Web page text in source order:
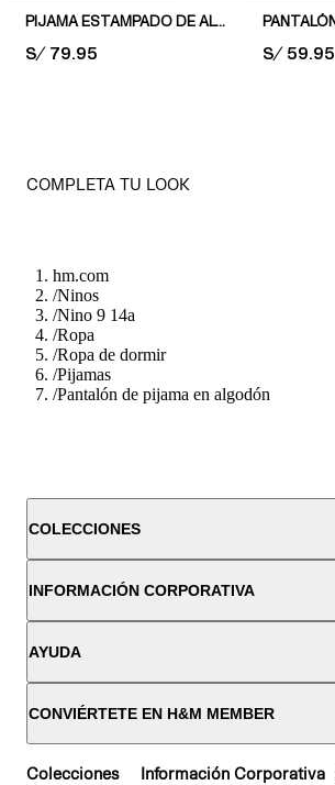
PIJAMA ESTAMPADO DE ALGODÓN
PRICE:
S/ 79.95 PRICE:
S/ 59.95
COMPLETA TU LOOK
hm.com
/Ninos
/Nino 9 14a
/Ropa
/Ropa de dormir
/Pijamas
/Pantalón de pijama en algodón
COLECCIONES
INFORMACIÓN CORPORATIVA
AYUDA
CONVIÉRTETE EN H&M MEMBER
Colecciones Información Corporativa